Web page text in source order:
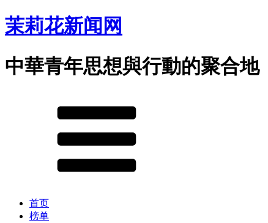
茉莉花新闻网
中華青年思想與行動的聚合地
首页
榜单